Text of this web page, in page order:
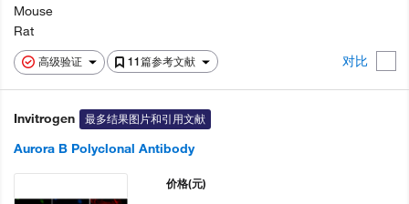
高级验证 11篇参考文献 对比
Mouse
Rat
Invitrogen 最多结果图片和引用文献
Aurora B Polyclonal Antibody
价格(元)